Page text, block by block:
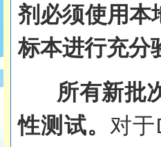
剂必须使用本
标本进行充
所有新批
性测试。 对于